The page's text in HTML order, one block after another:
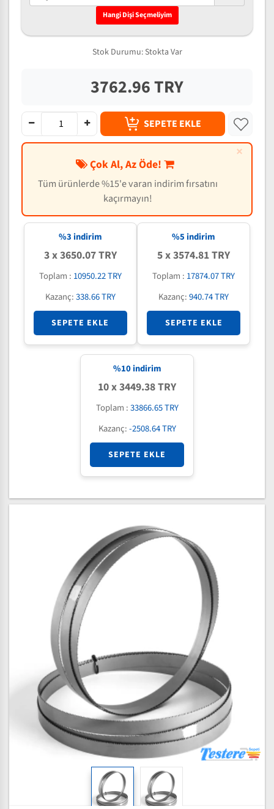
Hangi Dişi Seçmeliyim
Stok Durumu: Stokta Var
3762.96 TRY
SEPETE EKLE
×
Çok Al, Az Öde!
Tüm ürünlerde %15'e varan indirim fırsatını
kaçırmayın!
%3 indirim
3 x 3650.07 TRY
Toplam : 10950.22 TRY
Kazanç:338.66 TRY
SEPETE EKLE
%5 indirim
5 x 3574.81 TRY
Toplam : 17874.07 TRY
Kazanç:940.74 TRY
SEPETE EKLE
%10indirim
10 x 3449.38 TRY
Toplam :33866.65 TRY
Kazanç:-2508.64 TRY
SEPETE EKLE